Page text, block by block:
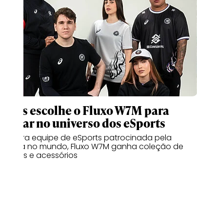
Asics escolhe o Fluxo W7M para
entrar no universo dos eSports
Primeira equipe de eSports patrocinada pela
marca no mundo, Fluxo W7M ganha coleção de
roupas e acessórios